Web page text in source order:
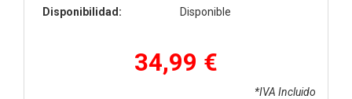
Disponibilidad: Disponible
34,99 €
*IVA Incluido